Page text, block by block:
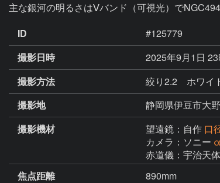
主な銀河の明るさはⅤバンド（可視光）で
ID
#125779
撮影日時
2025年9月1日
撮影方法
絞り2.2 ホワイ
撮影地
静岡県伊豆市大
撮影機材
望遠鏡：自作 口
カメラ：ソニー
赤道儀：宇治天
焦点距離
890mm